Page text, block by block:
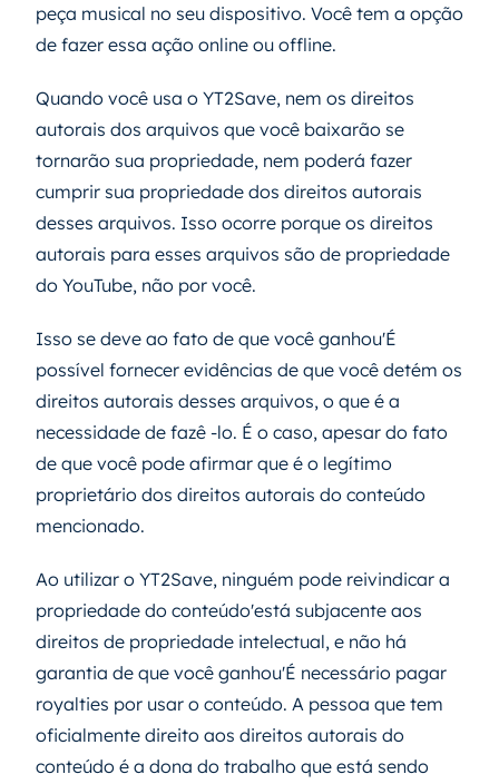
peça musical no seu dispositivo. Você tem a opção
de fazer essa ação online ou offline.
Quando você usa o YT2Save, nem os direitos
autorais dos arquivos que você baixarão se
tornarão sua propriedade, nem poderá fazer
cumprir sua propriedade dos direitos autorais
desses arquivos. Isso ocorre porque os direitos
autorais para esses arquivos são de propriedade
do YouTube, não por você.
Isso se deve ao fato de que você ganhou'É
possível fornecer evidências de que você detém os
direitos autorais desses arquivos, o que é a
necessidade de fazê -lo. É o caso, apesar do fato
de que você pode afirmar que é o legítimo
proprietário dos direitos autorais do conteúdo
mencionado.
Ao utilizar o YT2Save, ninguém pode reivindicar a
propriedade do conteúdo'está subjacente aos
direitos de propriedade intelectual, e não há
garantia de que você ganhou'É necessário pagar
royalties por usar o conteúdo. A pessoa que tem
oficialmente direito aos direitos autorais do
conteúdo é a dona do trabalho que está sendo